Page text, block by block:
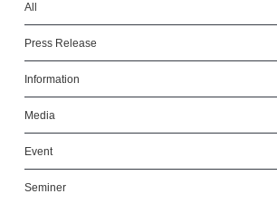
All
Press Release
Information
Media
Event
Seminer